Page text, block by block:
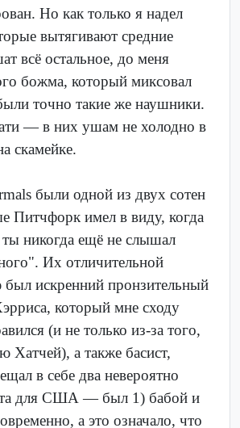
Но как только я надел
вытягивают средние
всё остальное, до меня
божма, который миксовал
точно такие же наушники.
— в них ушам не холодно в
скамейке.
были одной из двух сотен
Питчфорк имел в виду, когда
никогда ещё не слышал
Их отличительной
был искренний пронзительный
который мне сходу
(и не только из-за того,
Хатчей), а также басист,
в себе два невероятно
для США — был 1) бабой и
а это означало, что